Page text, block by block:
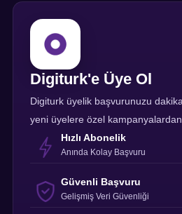
Digiturk'e Üye Ol
Digiturk üyelik başvurunuzu
yeni üyelere özel kampanyalardan
Hızlı Abonelik
Anında Kolay Başvuru
Güvenli Başvuru
Gelişmiş Veri Güvenliği